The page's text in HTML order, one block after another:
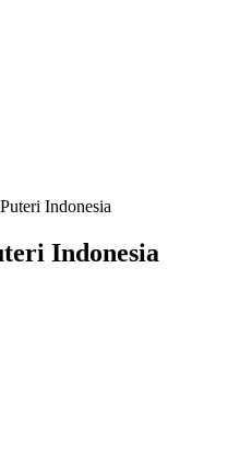
Indonesia
Indonesia